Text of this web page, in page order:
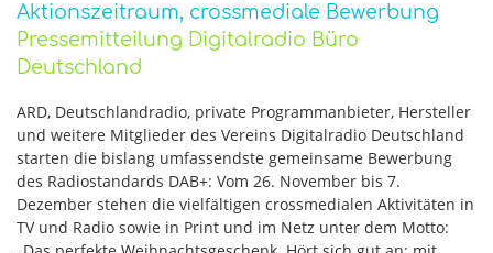
Aktionszeitraum, crossmediale Bewerbung
Pressemitteilung Digitalradio Büro
Deutschland
ARD, Deutschlandradio, private Programmanbieter, Hersteller
und weitere Mitglieder des Vereins Digitalradio Deutschland
starten die bislang umfassendste gemeinsame Bewerbung
des Radiostandards DAB+: Vom 26. November bis 7.
Dezember stehen die vielfältigen crossmedialen Aktivitäten in
TV und Radio sowie in Print und im Netz unter dem Motto: